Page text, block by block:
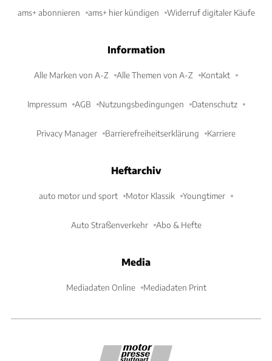
ams+ abonnieren ams+ hier kündigen Widerruf digitaler Käufe
Information
Alle Marken von A-Z Alle Themen von A-Z Kontakt
Impressum AGB Nutzungsbedingungen Datenschutz
Privacy Manager Barrierefreiheitserklärung Karriere
Heftarchiv
auto motor und sport Motor Klassik Youngtimer
Auto Straßenverkehr Abo & Hefte
Media
Mediadaten Online Mediadaten Print